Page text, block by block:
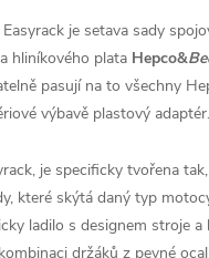
Easyrack je setava sady
hliníkového plata Hepco&
pasují na to všechny
výbavě plastový adaptér.
je specificky tvořena
které skýtá daný typ
ladilo s designem stroje
držáků z pevné